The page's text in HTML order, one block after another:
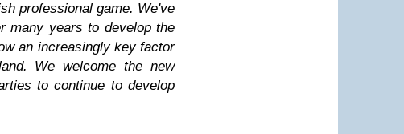
professional game. We've
many years to develop the
an increasingly key factor
We welcome the new
to continue to develop